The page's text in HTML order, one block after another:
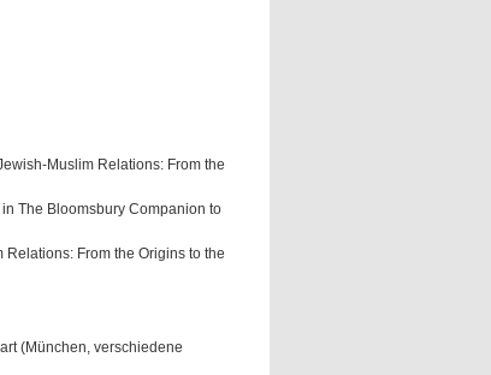
Muslim Relations: From the
The Bloomsbury Companion to
Relations: From the Origins to the
(München, verschiedene